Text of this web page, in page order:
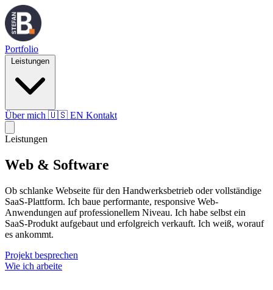
Portfolio
Leistungen
Über mich 🇺🇸 EN Kontakt
Leistungen
Web & Software
Ob schlanke Webseite für den Handwerksbetrieb oder vollständige
SaaS-Plattform. Ich baue performante, responsive Web-
Anwendungen auf professionellem Niveau. Ich habe selbst ein
SaaS-Produkt aufgebaut und erfolgreich verkauft. Ich weiß, worauf
es ankommt.
Projekt besprechen
Wie ich arbeite